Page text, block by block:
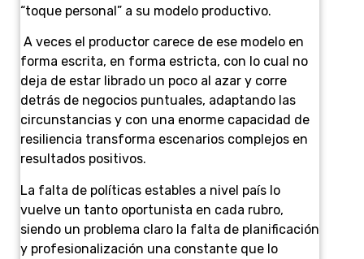
“toque personal” a su modelo productivo.
A veces el productor carece de ese modelo en
forma escrita, en forma estricta, con lo cual no
deja de estar librado un poco al azar y corre
detrás de negocios puntuales, adaptando las
circunstancias y con una enorme capacidad de
resiliencia transforma escenarios complejos en
resultados positivos.
La falta de políticas estables a nivel país lo
vuelve un tanto oportunista en cada rubro,
siendo un problema claro la falta de planificación
y profesionalización una constante que lo